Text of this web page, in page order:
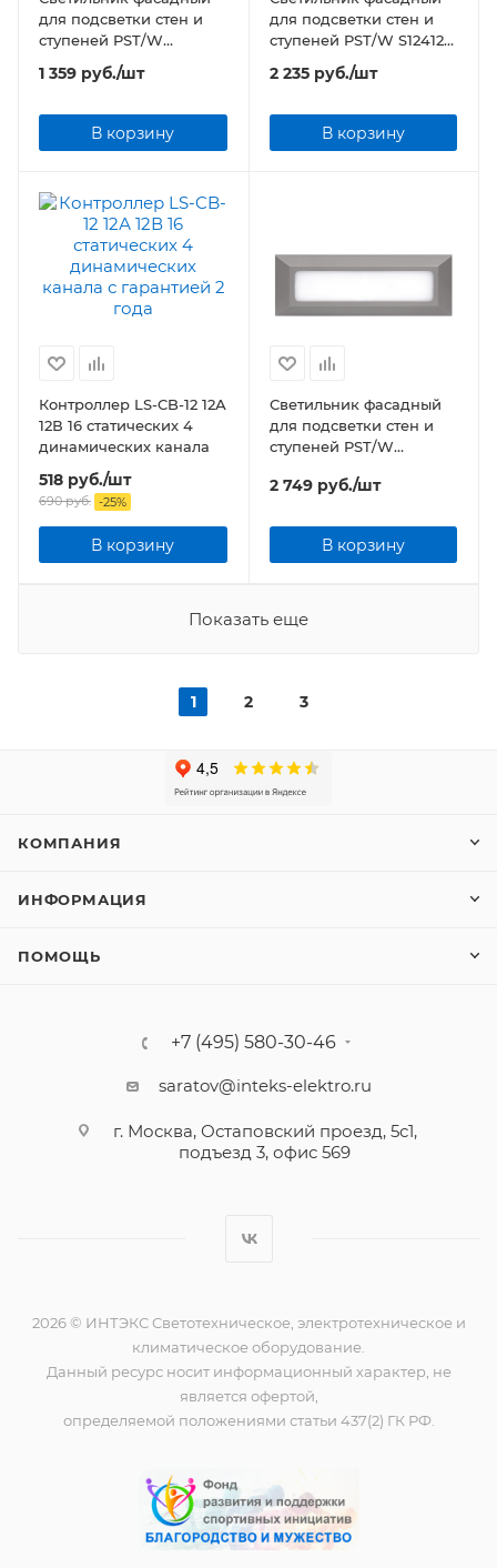
для подсветки стен и
ступеней PST/W
S120090 2w 4000K
White IP44 Jazzway
1 359 руб./шт
В корзину
для подсветки стен и
ступеней PST/W S124124
2w 4000K GREY IP65
Jazzway
2 235руб./шт
В корзину
Контроллер LS-CB-12 12А
12В 16 статических 4
динамических канала
518 руб./шт
690руб. -25%
В корзину
Светильник фасадный
для подсветки стен и
ступеней PST/W
IP65 Jazzway
2 749руб./шт
В корзину
Показать еще
1 2 3
КОМПАНИЯ
ИНФОРМАЦИЯ
ПОМОЩЬ
+7 (495) 580-30-46
saratov@inteks-elektro.ru
г. Москва, Остаповский проезд, 5с1,
подъезд 3, офис 569
2026 © ИНТЭКС Светотехническое, электротехническое и
климатическое оборудование.
Данный ресурс носит информационный характер, не
является офертой,
определяемой положениями статьи 437(2) ГК РФ.